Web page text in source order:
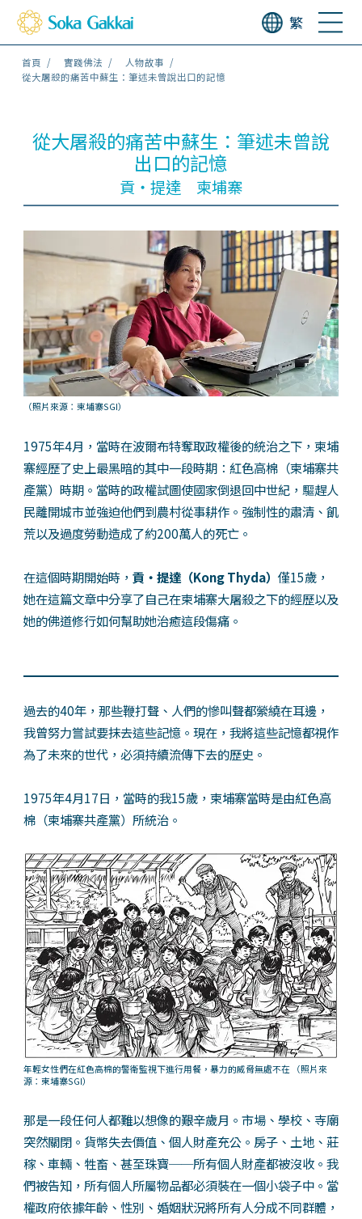
繁
首頁 實踐佛法
人物故事
從大屠殺的痛苦中蘇生：筆述未曾說出口的記憶
從大屠殺的痛苦中蘇生：筆述未曾說
出口的記憶
貢・提達 柬埔寨
（照片來源：柬埔寨SGI）
1975年4月，當時在波爾布特奪取政權後的統治之下，柬埔
寨經歷了史上最黑暗的其中一段時期：紅色高棉（柬埔寨共
產黨）時期。當時的政權試圖使國家倒退回中世紀，驅趕人
民離開城市並強迫他們到農村從事耕作。強制性的肅清、飢
荒以及過度勞動造成了約200萬人的死亡。
在這個時期開始時， 貢・提達（Kong Thyda） 僅15歲，
她在這篇文章中分享了自己在柬埔寨大屠殺之下的經歷以及
她的佛道修行如何幫助她治癒這段傷痛。
過去的40年，那些鞭打聲、人們的慘叫聲都縈繞在耳邊，
我曾努力嘗試要抹去這些記憶。現在，我將這些記憶都視作
為了未來的世代，必須持續流傳下去的歷史。
1975年4月17日，當時的我15歲，柬埔寨當時是由紅色高
棉（柬埔寨共產黨）所統治。
年輕女性們在紅色高棉的警衛監視下進行用餐，暴力的威脅無處不在 （照片來
源：柬埔寨SGI）
那是一段任何人都難以想像的艱辛歲月。市場、學校、寺廟
突然關閉。貨幣失去價值、個人財產充公。房子、土地、莊
稼、車輛、牲畜、甚至珠寶──所有個人財產都被沒收。我
們被告知，所有個人所屬物品都必須裝在一個小袋子中。當
權政府依據年齡、性別、婚姻狀況將所有人分成不同群體，